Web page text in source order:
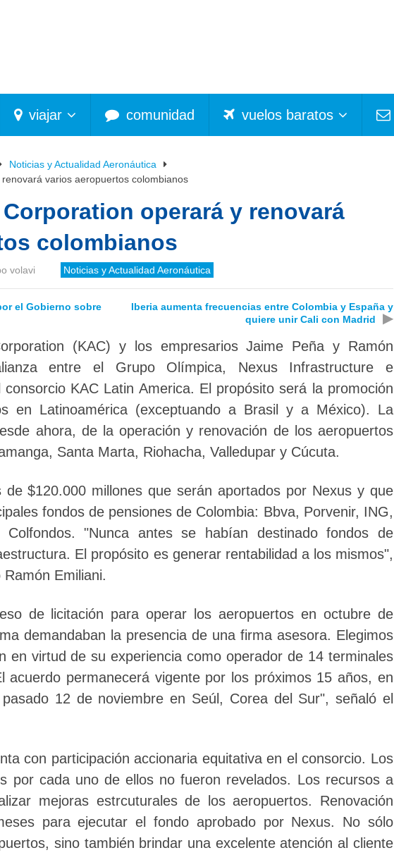
viajar comunidad vuelos baratos
Noticias y Actualidad Aeronáutica
varios aeropuertos colombianos
operará y renovará
colombianos
volavi Noticias y Actualidad Aeronáutica
el Gobierno sobre
Iberia aumenta frecuencias entre Colombia y España y
quiere unir Cali con Madrid
▶
(KAC) y los empresarios Jaime Peña y Ramón
entre el Grupo Olímpica, Nexus Infrastructure e
KAC Latin America. El propósito será la promoción
en Latinoamérica (exceptuando a Brasil y a México). La
ahora, de la operación y renovación de los aeropuertos
Santa Marta, Riohacha, Valledupar y Cúcuta.
$120.000 millones que serán aportados por Nexus y que
fondos de pensiones de Colombia: Bbva, Porvenir, ING,
"Nunca antes se habían destinado fondos de
El propósito es generar rentabilidad a los mismos",
Emiliani.
de licitación para operar los aeropuertos en octubre de
demandaban la presencia de una firma asesora. Elegimos
en virtud de su experiencia como operador de 14 terminales
acuerdo permanecerá vigente por los próximos 15 años, en
12 de noviembre en Seúl, Corea del Sur", señaló el
con participación accionaria equitativa en el consorcio. Los
por cada uno de ellos no fueron revelados. Los recursos a
mejoras estrcuturales de los aeropuertos. Renovación
para ejecutar el fondo aprobado por Nexus. No sólo
sino también brindar una excelente atención al cliente